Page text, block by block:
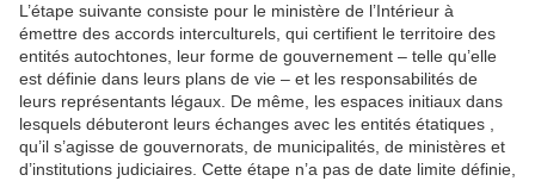
L’étape suivante consiste pour le ministère de l’Intérieur à
émettre des accords interculturels, qui certifient le territoire des
entités autochtones, leur forme de gouvernement – ​​telle qu’elle
est définie dans leurs plans de vie – et les responsabilités de
leurs représentants légaux. De même, les espaces initiaux dans
lesquels débuteront leurs échanges avec les entités étatiques ,
qu’il s’agisse de gouvernorats, de municipalités, de ministères et
d’institutions judiciaires. Cette étape n’a pas de date limite définie,